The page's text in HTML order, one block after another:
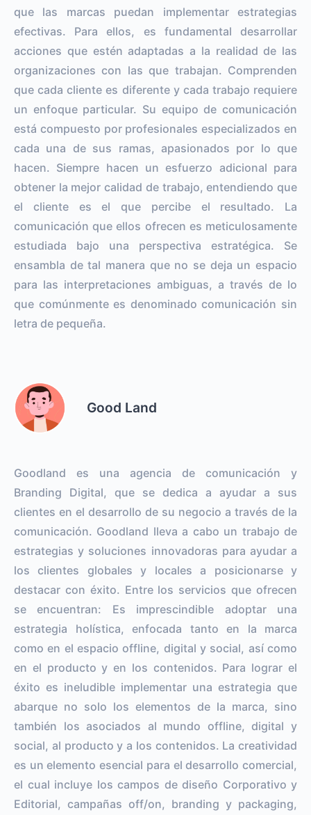
que las marcas puedan implementar estrategias
efectivas. Para ellos, es fundamental desarrollar
acciones que estén adaptadas a la realidad de las
organizaciones con las que trabajan. Comprenden
que cada cliente es diferente y cada trabajo requiere
un enfoque particular. Su equipo de comunicación
está compuesto por profesionales especializados en
cada una de sus ramas, apasionados por lo que
hacen. Siempre hacen un esfuerzo adicional para
obtener la mejor calidad de trabajo, entendiendo que
el cliente es el que percibe el resultado. La
comunicación que ellos ofrecen es meticulosamente
estudiada bajo una perspectiva estratégica. Se
ensambla de tal manera que no se deja un espacio
para las interpretaciones ambiguas, a través de lo
que comúnmente es denominado comunicación sin
letra de pequeña.
Good Land
Goodland es una agencia de comunicación y
Branding Digital, que se dedica a ayudar a sus
clientes en el desarrollo de su negocio a través de la
comunicación. Goodland lleva a cabo un trabajo de
estrategias y soluciones innovadoras para ayudar a
los clientes globales y locales a posicionarse y
destacar con éxito. Entre los servicios que ofrecen
se encuentran: Es imprescindible adoptar una
estrategia holística, enfocada tanto en la marca
como en el espacio offline, digital y social, así como
en el producto y en los contenidos. Para lograr el
éxito es ineludible implementar una estrategia que
abarque no solo los elementos de la marca, sino
también los asociados al mundo offline, digital y
social, al producto y a los contenidos. La creatividad
es un elemento esencial para el desarrollo comercial,
el cual incluye los campos de diseño Corporativo y
Editorial, campañas off/on, branding y packaging,